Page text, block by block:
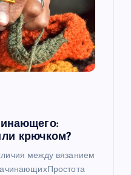
крючком?
между вязанием